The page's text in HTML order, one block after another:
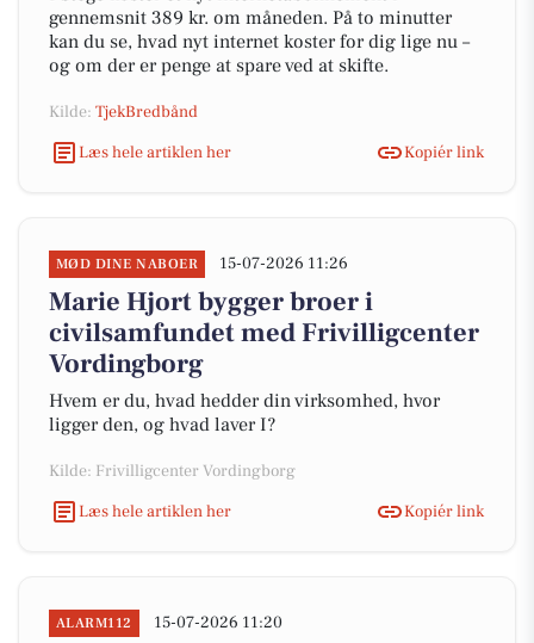
gennemsnit 389 kr. om måneden. På to minutter
kan du se, hvad nyt internet koster for dig lige nu –
og om der er penge at spare ved at skifte.
Kilde: TjekBredbånd
Læs hele artiklen her
Kopiér link
MØD DINE NABOER 15-07-2026 11:26
Marie Hjort bygger broer i
civilsamfundet med Frivilligcenter
Vordingborg
Hvem er du, hvad hedder din virksomhed, hvor
ligger den, og hvad laver I?
Kilde: Frivilligcenter Vordingborg
Læs hele artiklen her
Kopiér link
ALARM112 15-07-2026 11:20